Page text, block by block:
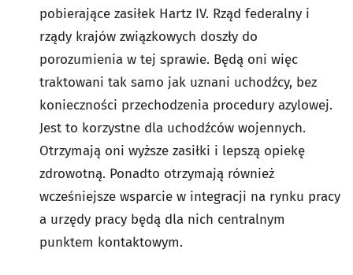
pobierające zasiłek Hartz IV. Rząd federalny i
rządy krajów związkowych doszły do
porozumienia w tej sprawie. Będą oni więc
traktowani tak samo jak uznani uchodźcy, bez
konieczności przechodzenia procedury azylowej.
Jest to korzystne dla uchodźców wojennych.
Otrzymają oni wyższe zasiłki i lepszą opiekę
zdrowotną. Ponadto otrzymają również
wcześniejsze wsparcie w integracji na rynku pracy
a urzędy pracy będą dla nich centralnym
punktem kontaktowym.